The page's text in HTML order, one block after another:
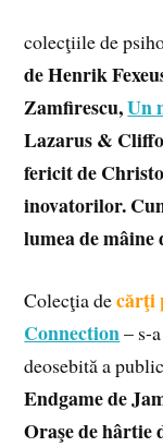
colecţiile de
de Henrik
Zamfirescu,Un
Lazarus &
fericit de
inovatorilor.
lumea de mâine
Colecţia decărţi
Connection– s-
deosebită a
Endgame de
Oraşe de hârtie